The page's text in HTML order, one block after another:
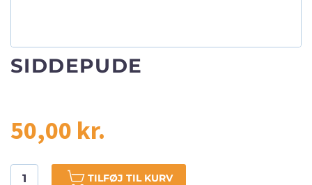
SIDDEPUDE
50,00 kr.
TILFØJ TIL KURV